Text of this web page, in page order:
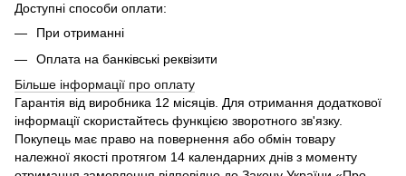
Доступні способи оплати:
При отриманні
Оплата на банківські реквізити
Більше інформації про оплату
Гарантія від виробника 12 місяців. Для отримання додаткової
інформації скористайтесь функцією зворотного зв'язку.
Покупець має право на повернення або обмін товару
належної якості протягом 14 календарних днів з моменту